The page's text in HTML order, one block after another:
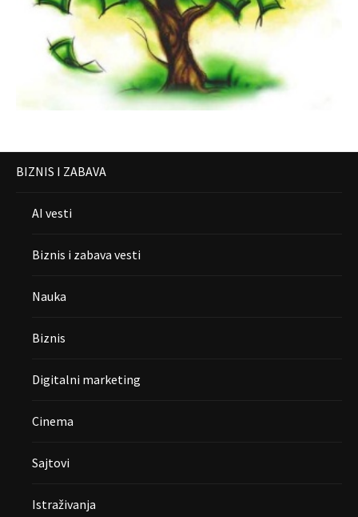
BIZNIS I ZABAVA
AI vesti
Biznis i zabava vesti
Nauka
Biznis
Digitalni marketing
Cinema
Sajtovi
Istraživanja